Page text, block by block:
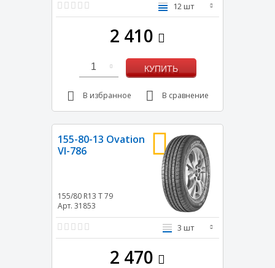
12 шт
2 410
1 КУПИТЬ
В избранное В сравнение
155-80-13 Ovation
VI-786
155/80 R13 T79
Арт. 31853
3 шт
2 470